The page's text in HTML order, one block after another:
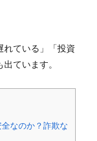
ている」「 投資
ています。
なのか？詐欺な